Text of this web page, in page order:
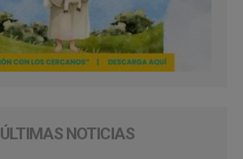
ÚLTIMAS NOTICIAS